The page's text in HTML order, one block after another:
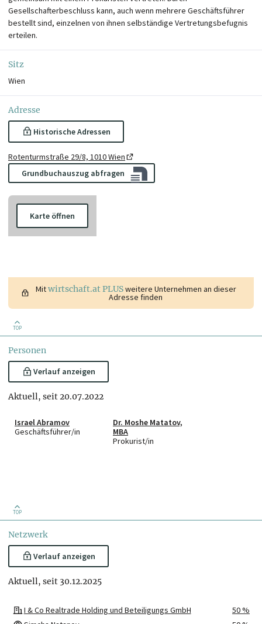
Gesellschafterbeschluss kann, auch wenn mehrere Geschäftsführer
bestellt sind, einzelnen von ihnen selbständige Vertretungsbefugnis
erteilen.
Sitz
Wien
Adresse
Historische Adressen
Rotenturmstraße 29/8, 1010 Wien
Grundbuchauszug abfragen
Karte öffnen
Mitwirtschaft.at PLUSweitere Unternehmen an dieser
Adresse finden
TOP
Personen
Verlauf anzeigen
Aktuell, seit 20.07.2022
Israel Abramov
Geschäftsführer/in
Dr. Moshe Matatov,
MBA
Prokurist/in
TOP
Netzwerk
Verlauf anzeigen
Aktuell, seit 30.12.2025
I & Co Realtrade Holding und Beteiligungs GmbH
50 %